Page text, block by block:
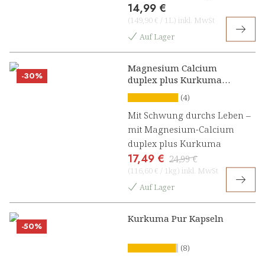
14,99 €
(149,90 € / 1L) inkl. MwSt
Auf Lager
-30%
Magnesium Calcium
duplex plus Kurkuma
Presslinge
(4)
Mit Schwung durchs Leben –
mit Magnesium-Calcium
duplex plus Kurkuma
17,49 € 24,99 €
(116,60 € / 1kg) inkl. MwSt
Auf Lager
-50%
Kurkuma Pur Kapseln
(8)